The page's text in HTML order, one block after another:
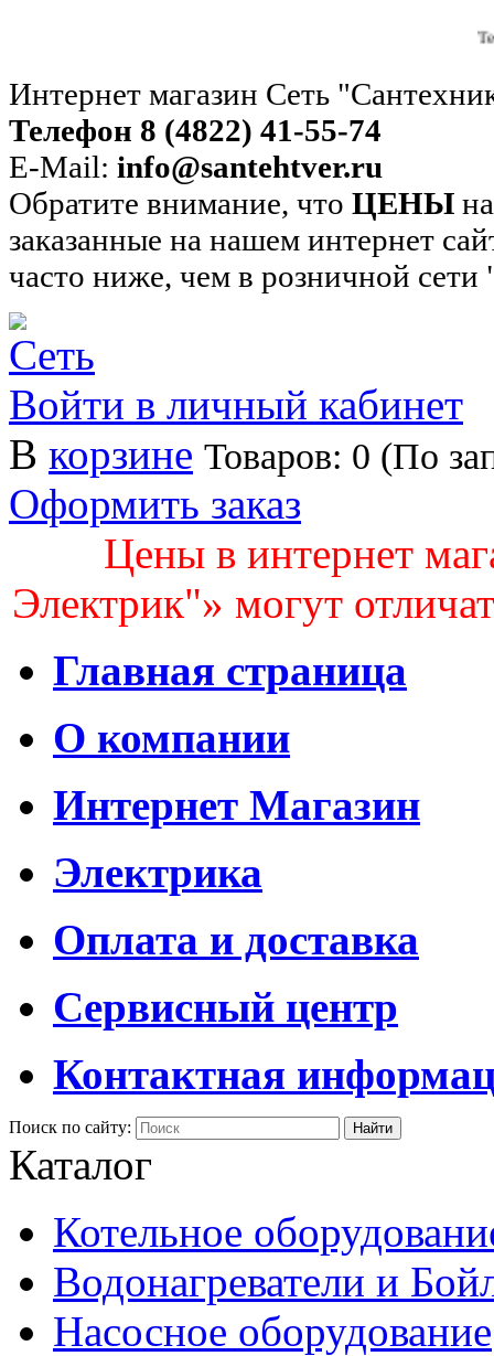
Теперь вы
Интернет магазин Сеть
Телефон 8 (4822) 41-55-74
E-Mail: info@santehtver.ru
Обратите внимание, что ЦЕНЫ
заказанные на нашем интернет
часто ниже, чем в розничной
Войти в личный кабинет
В корзине Товаров: 0 (По
Оформить заказ
Цены в интернет
Электрик"» могут
Главная страница
О компании
Интернет Магазин
Электрика
Оплата и доставка
Сервисный центр
Контактная
Поиск по сайту:
Каталог
Котельное
Водонагреватели и
Насосное оборудование